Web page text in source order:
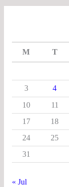
M T
3
4
10
11
17
18
24
25
31
« Jul